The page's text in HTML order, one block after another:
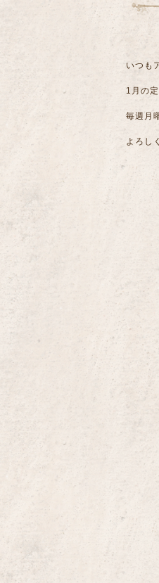
いつも
1月の
毎週月
よろし